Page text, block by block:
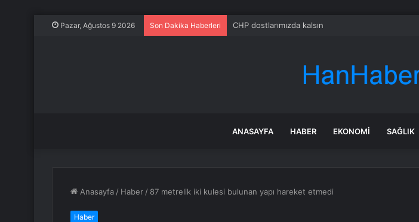
Pazar, Ağustos 9 2026 Son Dakika Haberleri CHP dostlarımızda kalsın
ANASAYFA HABER EKONOMI SAĞLIK
Anasayfa / Haber / 87 metrelik iki kulesi bulunan yapı hareket etmedi
Haber